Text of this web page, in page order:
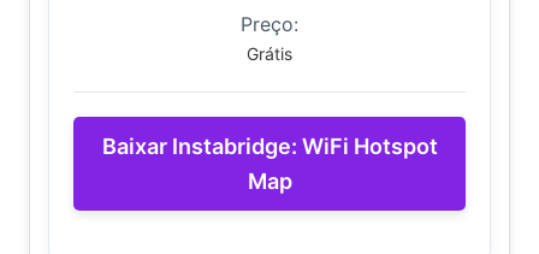
Preço:
Grátis
Baixar Instabridge: WiFi Hotspot
Map